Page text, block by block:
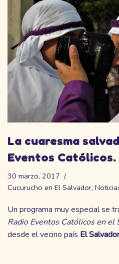
La cuaresma
Eventos Católicos.
30 marzo, 2017
Cucurucho en El Salvador,
Un programa muy especial se
Radio Eventos Católicos en el
desde el vecino país El Salvador